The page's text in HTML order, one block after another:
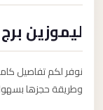
ليموزين
نوفر لكم تفاصيل
وطريقة حجزها